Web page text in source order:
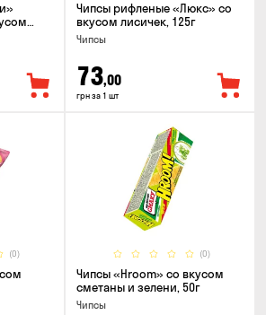
Чипсы рифленые «Люкс» со
вкусом лисичек, 125г
Чипсы
73,00
грн за 1 шт
(0) (0)
Чипсы «Hroom» со вкусом
сметаны и зелени, 50г
Чипсы